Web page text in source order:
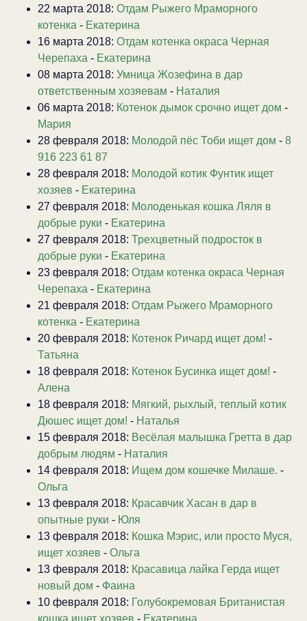
22 марта 2018: Отдам Рыжего Мраморного
котенка - Екатерина
16 марта 2018: Отдам котенка окраса Черная
Черепаха - Екатерина
08 марта 2018: Умница Жозефина в дар
ответственным хозяевам - Наталия
06 марта 2018: Котенок дымок срочно ищет дом -
Мария
28 февраля 2018: Молодой пёс Тоби ищет дом - 8
916 223 61 87
28 февраля 2018: Молодой котик Фунтик ищет
хозяев - Екатерина
27 февраля 2018: Молоденькая кошка Ляля в
добрые руки - Екатерина
27 февраля 2018: Трехцветный подросток в
добрые руки - Екатерина
23 февраля 2018: Отдам котенка окраса Черная
Черепаха - Екатерина
21 февраля 2018: Отдам Рыжего Мраморного
котенка - Екатерина
20 февраля 2018: Котенок Ричард ищет дом! -
Татьяна
18 февраля 2018: Котенок Бусинка ищет дом! -
Алена
18 февраля 2018: Мягкий, рыхлый, теплый котик
Дюшес ищет дом! - Наталья
15 февраля 2018: Весёлая малышка Гретта в дар
добрым людям - Наталия
14 февраля 2018: Ищем дом кошечке Милаше. -
Ольга
13 февраля 2018: Красавчик Хасан в дар в
опытные руки - Юля
13 февраля 2018: Кошка Мэрис, или просто Муся,
ищет хозяев - Ольга
13 февраля 2018: Красавица лайка Герда ищет
новый дом - Фаина
10 февраля 2018: Голубокремовая Британистая
кошка ищет хозяев - Екатерина